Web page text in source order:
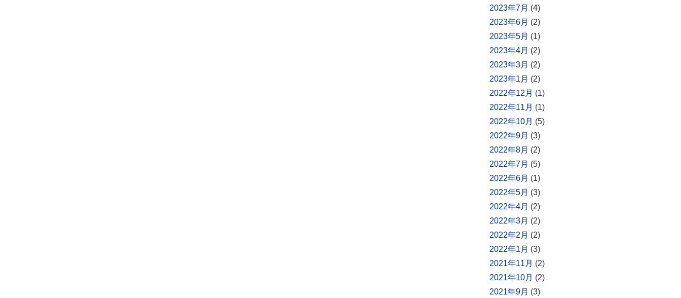
2023年7月 (4)
2023年6月 (2)
2023年5月 (1)
2023年4月 (2)
2023年3月 (2)
2023年1月 (2)
2022年12月 (1)
2022年11月 (1)
2022年10月 (5)
2022年9月 (3)
2022年8月 (2)
2022年7月 (5)
2022年6月 (1)
2022年5月 (3)
2022年4月 (2)
2022年3月 (2)
2022年2月 (2)
2022年1月 (3)
2021年11月 (2)
2021年10月 (2)
2021年9月 (3)